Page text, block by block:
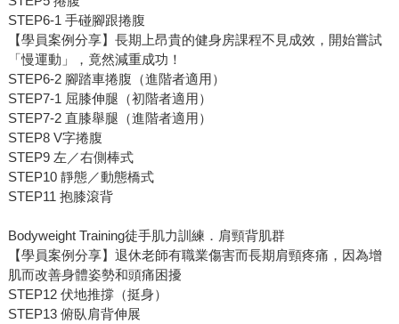
STEP6-1 手碰腳跟捲腹
【學員案例分享】長期上昂貴的健身房課程不見成效，開始嘗試
「慢運動」，竟然減重成功！
STEP6-2 腳踏車捲腹（進階者適用）
STEP7-1 屈膝伸腿（初階者適用）
STEP7-2 直膝舉腿（進階者適用）
STEP8 V字捲腹
STEP9 左／右側棒式
STEP10 靜態／動態橋式
STEP11 抱膝滾背
Bodyweight Training徒手肌力訓練．肩頸背肌群
【學員案例分享】退休老師有職業傷害而長期肩頸疼痛，因為增
肌而改善身體姿勢和頭痛困擾
STEP12 伏地推撐（挺身）
STEP13 俯臥肩背伸展